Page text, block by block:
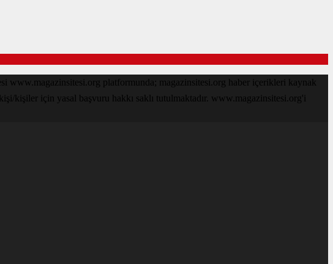
www.magazinsitesi.org platformunda; magazinsitesi.org haber içerikleri kaynak
kişiler için yasal başvuru hakkı saklı tutulmaktadır. www.magazinsitesi.org'i